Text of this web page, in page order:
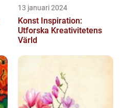
13 januari 2024
Konst Inspiration:
Utforska Kreativitetens
Värld